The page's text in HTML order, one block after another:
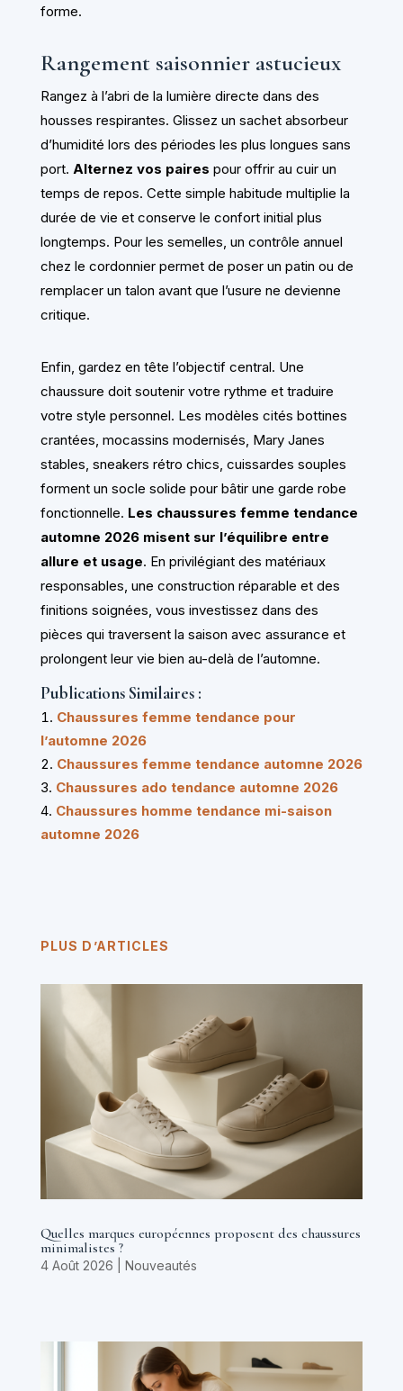
forme.
Rangement saisonnier astucieux
Rangez à l’abri de la lumière directe dans des
housses respirantes. Glissez un sachet absorbeur
d’humidité lors des périodes les plus longues sans
port. Alternez vos paires pour offrir au cuir un
temps de repos. Cette simple habitude multiplie la
durée de vie et conserve le confort initial plus
longtemps. Pour les semelles, un contrôle annuel
chez le cordonnier permet de poser un patin ou de
remplacer un talon avant que l’usure ne devienne
critique.
Enfin, gardez en tête l’objectif central. Une
chaussure doit soutenir votre rythme et traduire
votre style personnel. Les modèles cités bottines
crantées, mocassins modernisés, Mary Janes
stables, sneakers rétro chics, cuissardes souples
forment un socle solide pour bâtir une garde robe
fonctionnelle. Les chaussures femme tendance
automne 2026 misent sur l’équilibre entre
allure et usage. En privilégiant des matériaux
responsables, une construction réparable et des
finitions soignées, vous investissez dans des
pièces qui traversent la saison avec assurance et
prolongent leur vie bien au-delà de l’automne.
Publications Similaires :
Chaussures femme tendance pour
l’automne 2026
Chaussures femme tendance automne 2026
Chaussures ado tendance automne 2026
Chaussures homme tendance mi-saison
automne 2026
PLUS D’ARTICLES
Quelles marques européennes proposent des chaussures
minimalistes ?
4 Août 2026 Nouveautés